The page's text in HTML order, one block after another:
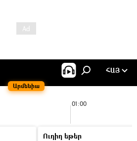
Արմենիա
ՀԱՅ
01:00
Ուղիղ եթեր